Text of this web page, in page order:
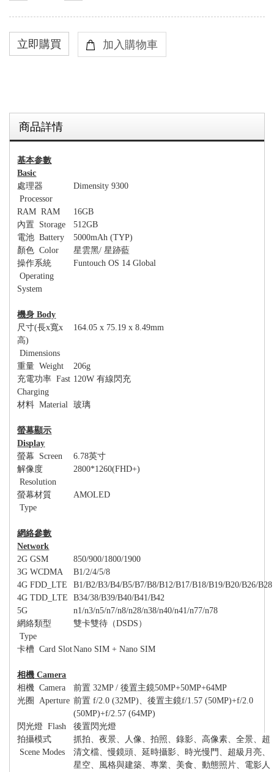
商品詳情
基本参數
Basic
處理器
Processor
Dimensity 9300
RAM RAM
16GB
內置 Storage
512GB
電池 Battery 5000mAh (TYP)
顏色 Color 星雲黑/星跡藍
操作系統
Operating
System
Funtouch OS 14 Global
機身 Body
尺寸(長x寬x
高)
Dimensions
164.05 x 75.19 x 8.49mm
重量 Weight
206g
充電功率 Fast
Charging
120W有線閃充
材料 Material 玻璃
螢幕顯示
Display
螢幕 Screen 6.78英寸
解像度
Resolution
2800*1260(FHD+)
螢幕材質
Type
AMOLED
網絡參數
Network
2G GSM
850/900/1800/1900
3G WCDMA
B1/2/4/5/8
4G FDD_LTE
B1/B2/B3/B4/B5/B7/B8/B12/B17/B18/B19/B20/B26/B28
4G TDD_LTE
B34/38/B39/B40/B41/B42
5G
n1/n3/n5/n7/n8/n28/n38/n40/n41/n77/n78
網絡類型
Type
雙卡雙待（DSDS ）
卡槽 Card SlotNano SIM + Nano SIM
相機 Camera
相機 Camera 前置 32MP /後置主鏡50MP+50MP+64MP
光圈
Aperture 前置 f/2.0 (32MP) 、後置主鏡f/1.57 (50MP)+f/2.0
(50MP)+f/2.57 (64MP)
閃光燈 Flash
後置閃光燈
拍攝模式
Scene Modes
抓拍、夜景、人像、拍照、錄影、高像素、全景、超
清文檔、慢鏡頭、延時攝影、時光慢門、超級月亮、
星空、風格與建築、專業、美食、動態照片、電影人